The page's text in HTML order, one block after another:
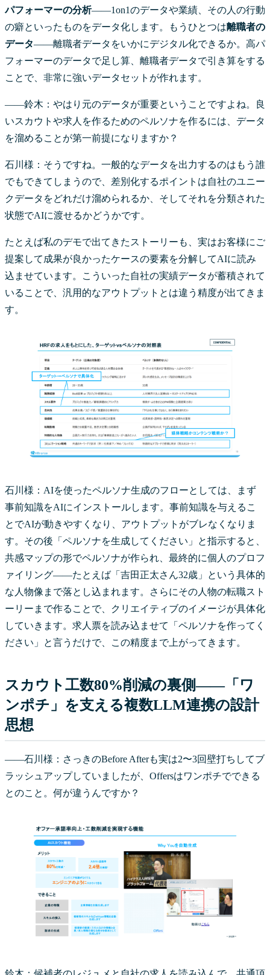
パフォーマーの分析——1on1のデータや業績、その人の行動
の癖といったものをデータ化します。もうひとつは離職者の
データ——離職者データをいかにデジタル化できるか。高パ
フォーマーのデータで足し算、離職者データで引き算をする
ことで、非常に強いデータセットが作れます。
――鈴木：やはり元のデータが重要ということですよね。良
いスカウトや求人を作るためのペルソナを作るには、データ
を溜めることが第一前提になりますか？
石川様：そうですね。一般的なデータを出力するのはもう誰
でもできてしまうので、差別化するポイントは自社のユニー
クデータをどれだけ溜められるか、そしてそれを分類された
状態でAIに渡せるかどうかです。
たとえば私のデモで出てきたストーリーも、実はお客様にご
提案して成果が良かったケースの要素を分解してAIに読み
込ませています。こういった自社の実績データが蓄積されて
いることで、汎用的なアウトプットとは違う精度が出てきま
す。
石川様：AIを使ったペルソナ生成のフローとしては、まず
事前知識をAIにインストールします。事前知識を与えるこ
とでAIが動きやすくなり、アウトプットがブレなくなりま
す。その後「ペルソナを生成してください」と指示すると、
共感マップの形でペルソナが作られ、最終的に個人のプロフ
ァイリング——たとえば「吉田正太さん32歳」という具体的
な人物像まで落とし込まれます。さらにその人物の転職スト
ーリーまで作ることで、クリエイティブのイメージが具体化
していきます。求人票を読み込ませて「ペルソナを作ってく
ださい」と言うだけで、この精度まで上がってきます。
スカウト工数80%削減の裏側——「ワ
ンポチ」を支える複数LLM連携の設計
思想
――石川様：さっきのBefore Afterも実は2〜3回壁打ちしてブ
ラッシュアップしていましたが、Offersはワンポチでできる
とのこと。何が違うんですか？